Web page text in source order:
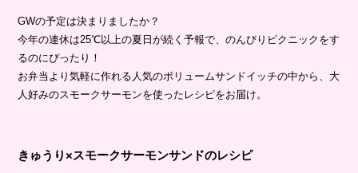
GWの予定は決まりましたか？
今年の連休は25℃以上の夏日が続く予報で、のんびりピクニックをす
るのにぴったり！
お弁当より気軽に作れる人気のボリュームサンドイッチの中から、大
人好みのスモークサーモンを使ったレシピをお届け。
きゅうり×スモークサーモンサンドのレシピ